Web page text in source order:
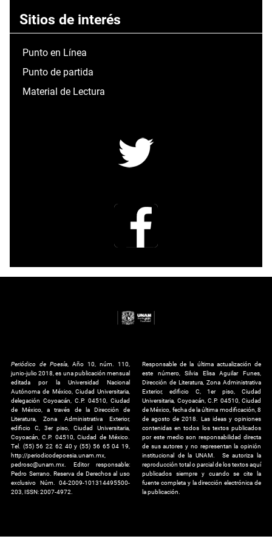
Sitios de interés
Punto en Línea
Punto de partida
Material de Lectura
Periódico de Poesía , Año 10, núm. 110,
junio-julio 2018, es una publicación mensual
editada por la Universidad Nacional
Autónoma de México, Ciudad Universitaria,
delegación Coyoacán, C.P. 04510, Ciudad
de México, a través de la Dirección de
Literatura, Zona Administrativa Exterior,
edificio C, 3er piso, Ciudad Universitaria,
Coyoacán, C.P. 04510, Ciudad de México.
Tel. (55) 56 22 62 40 y (55) 56 65 04 19,
http://periodicodepoesia.unam.mx,
pedrosc@unam.mx. Editor responsable:
Pedro Serrano. Reserva de Derechos al uso
exclusivo Núm. 04-2009-101314495500-
203, ISSN: 2007-4972.
Responsable de la última actualización de
este número, Silvia Elisa Aguilar Funes,
Dirección de Literatura, Zona Administrativa
Exterior, edificio C, 1er piso, Ciudad
Universitaria, Coyoacán, C.P. 04510, Ciudad
de México, fecha de la última modificación, 8
de agosto de 2018. Las ideas y opiniones
contenidas en todos los textos publicados
por este medio son responsabilidad directa
de sus autores y no representan la opinión
institucional de la UNAM. Se autoriza la
reproducción total o parcial de los textos aquí
publicados siempre y cuando se cite la
fuente completa y la dirección electrónica de
la publicación.